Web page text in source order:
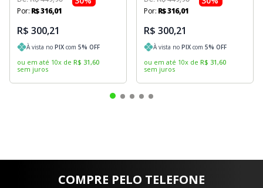
Por: R$316,01
R$ 300,21
À vista no PIX com 5% OFF
ou em até 10x de R$ 31,60
sem juros
Por: R$316,01
R$ 300,21
À vista no PIX com 5% OFF
ou em até 10x de R$ 31,60
sem juros
COMPRE PELO TELEFONE